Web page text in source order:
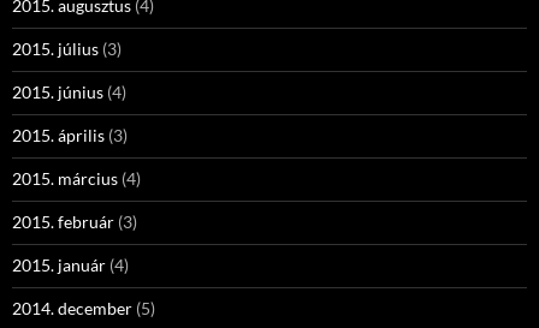
2015. augusztus (4)
2015. július (3)
2015. június (4)
2015. április (3)
2015. március (4)
2015. február (3)
2015. január (4)
2014. december (5)